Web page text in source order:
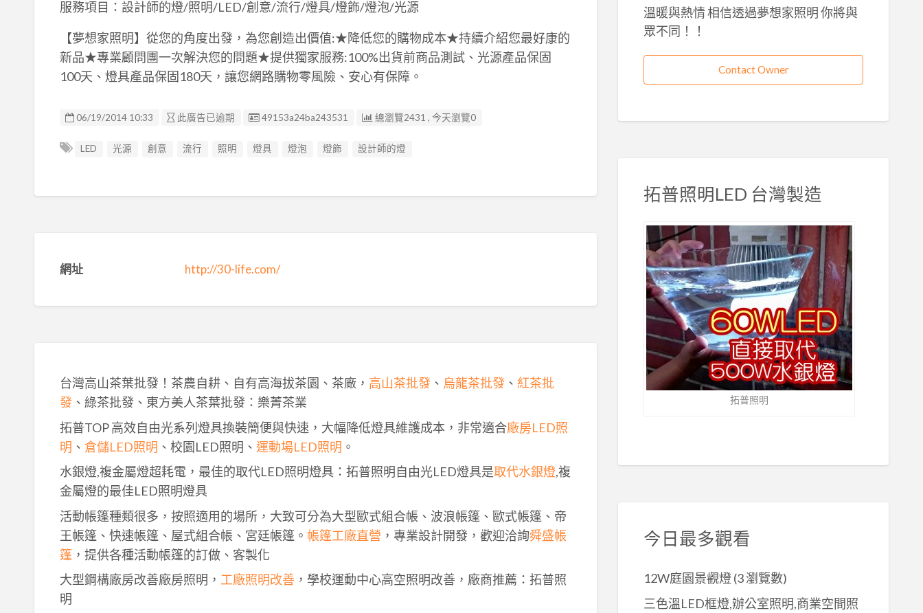
服務項目：設計師的燈/照明/LED/創意/流行/燈具/燈飾/燈泡/光源
【夢想家照明】從您的角度出發，為您創造出價值:★降低您的購物成本★持續介紹您最好康的
新品★專業顧問團一次解決您的問題★提供獨家服務:100%出貨前商品測試、光源產品保固
100天、燈具產品保固180天，讓您網路購物零風險、安心有保障。
06/19/2014 10:33 此廣告已逾期 廣告编號
49153a24ba243531 總瀏覽2431 , 今天瀏覽0
LED 光源 創意 流行 照明 燈具 燈泡 燈飾 設計師的燈
網址 http://30-life.com/
台灣高山茶葉批發！茶農自耕、自有高海拔茶園、茶廠， 高山茶批發、 烏龍茶批發、 紅茶批
發、綠茶批發、東方美人茶葉批發：樂菁茶業
拓普TOP 高效自由光系列燈具換裝簡便與快速，大幅降低燈具維護成本，非常適合廠房LED照
明 、 倉儲LED照明 、校園LED照明、 運動場LED照明 。
水銀燈,複金屬燈超耗電，最佳的取代LED照明燈具：拓普照明自由光LED燈具是取代水銀燈,複
金屬燈的最佳LED照明燈具
活動帳篷種類很多，按照適用的場所，大致可分為大型歐式組合帳、波浪帳篷、歐式帳篷、帝
王帳篷、快速帳篷、屋式組合帳、宮廷帳篷。 帳篷工廠直營 ，專業設計開發，歡迎洽詢舜盛帳
篷，提供各種活動帳篷的訂做、客製化
大型鋼構廠房改善廠房照明， 工廠照明改善，學校運動中心高空照明改善，廠商推薦：拓普照
明
溫暖與熱情 相信透過夢想家照明 你將與
眾不同！！
Contact Owner
拓普照明LED 台灣製造
拓普照明
今日最多觀看
12W庭園景觀燈(3 瀏覽數)
三色溫LED框燈,辦公室照明,商業空間照